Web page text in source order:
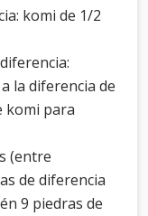
komi de 1/2
la diferencia de
komi para
(entre
de diferencia
9 piedras de